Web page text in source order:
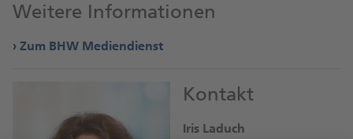
Weitere Informationen
Zum BHW Mediendienst
Kontakt
Iris Laduch